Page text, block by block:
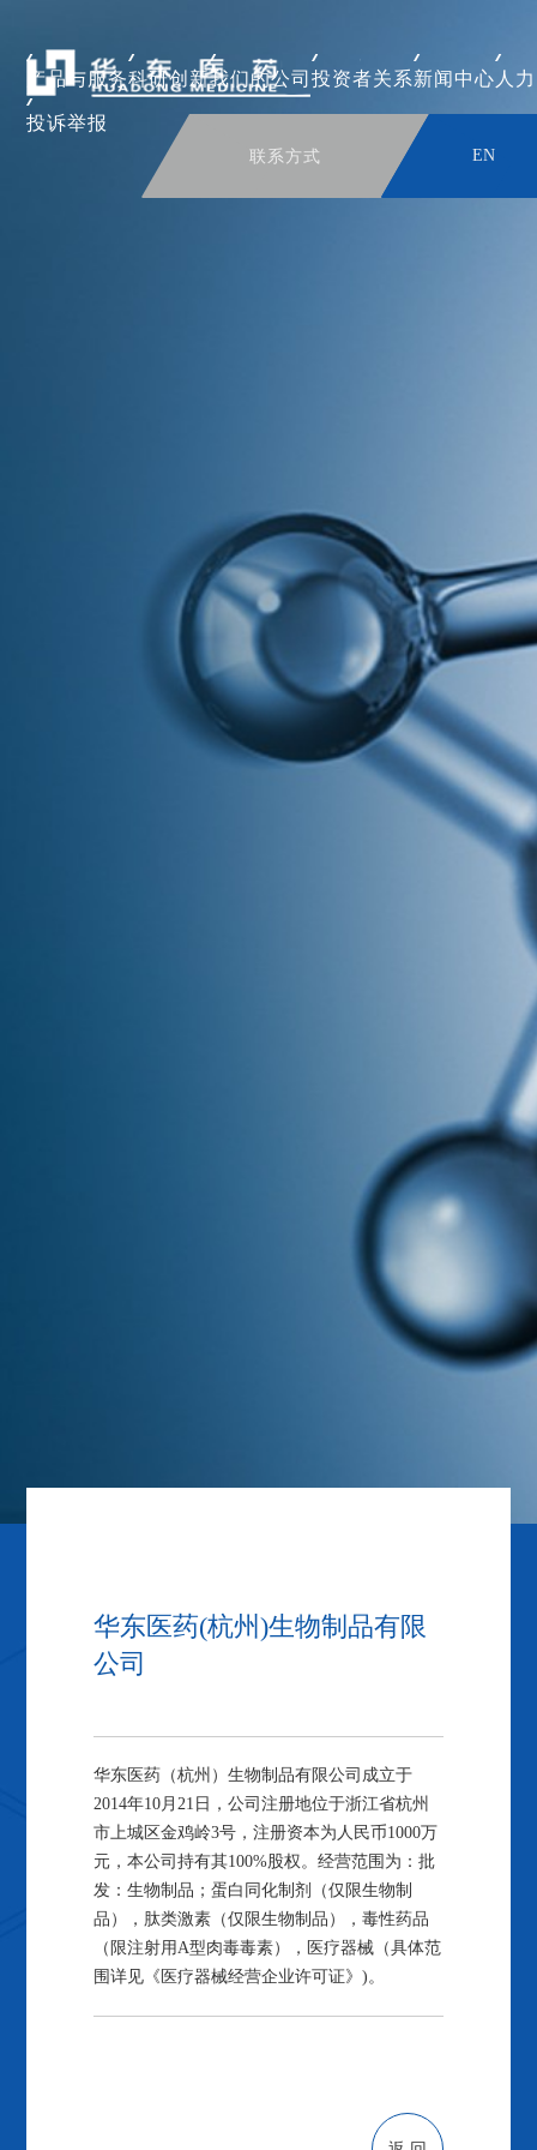
产品与服务科研创新我们的公司投资者关系新闻中心 人
投诉举报
联系方式 EN
华东医药(杭州)生物制品有限
公司
华东医药（杭州）生物制品有限公司成立于
2014年10月21日，公司注册地位于浙江省杭州
市上城区金鸡岭3号，注册资本为人民币1000万
元，本公司持有其100%股权。经营范围为：批
发：生物制品；蛋白同化制剂（仅限生物制
品），肽类激素（仅限生物制品），毒性药品
（限注射用A型肉毒毒素），医疗器械（具体范
围详见《医疗器械经营企业许可证》)。